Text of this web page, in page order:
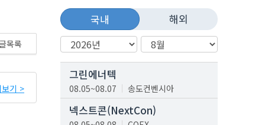
목록
기 >
국내 해외
그린에너텍
08.05~08.07 송도컨벤시아
넥스트콘(NextCon)